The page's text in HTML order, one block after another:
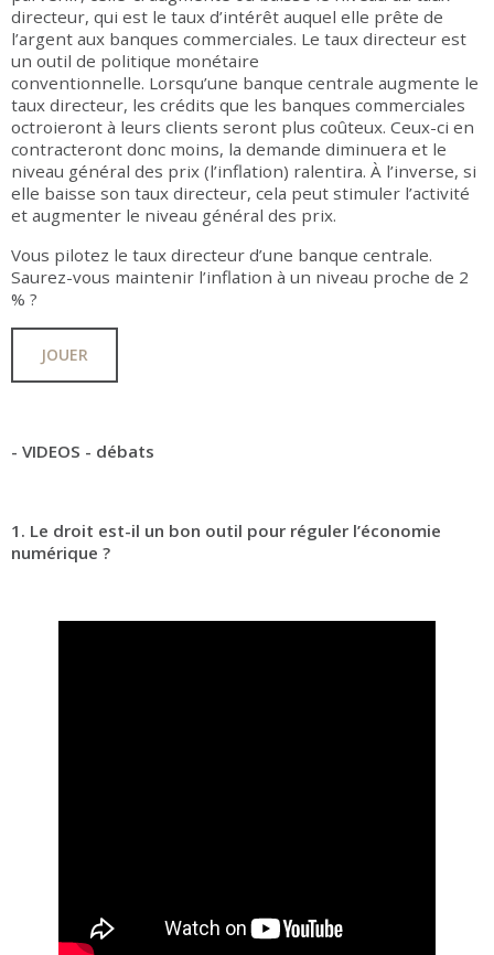
directeur, qui est le taux d’intérêt auquel elle prête de
l’argent aux banques commerciales. Le taux directeur est
un outil de politique monétaire
conventionnelle. Lorsqu’une banque centrale augmente le
taux directeur, les crédits que les banques commerciales
octroieront à leurs clients seront plus coûteux. Ceux-ci en
contracteront donc moins, la demande diminuera et le
niveau général des prix (l’inflation) ralentira. À l’inverse, si
elle baisse son taux directeur, cela peut stimuler l’activité
et augmenter le niveau général des prix.
Vous pilotez le taux directeur d’une banque centrale.
Saurez-vous maintenir l’inflation à un niveau proche de 2
% ?
JOUER
- VIDEOS - débats
1. Le droit est-il un bon outil pour réguler l’économie
numérique ?